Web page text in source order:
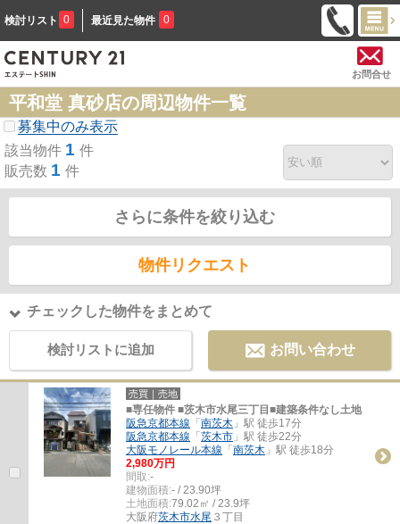
検討リスト 0 最近見た物件 0
お問合せ
平和堂 真砂店の周辺物件一覧
募集中のみ表示
該当物件 1 件
販売数 1 件
さらに条件を絞り込む
物件リクエスト
チェックした物件をまとめて
検討リストに追加 お問い合わせ
売買｜売地
■専任物件 ■茨木市水尾三丁目■建築条件なし土地
阪急京都本線 「 南茨木 」駅 徒歩17分
阪急京都本線 「 茨木市 」駅 徒歩22分
大阪モノレール本線 「 南茨木 」駅 徒歩18分
2,980万円
間取:-
建物面積:- / 23.90坪
土地面積:79.02㎡ / 23.9坪
大阪府茨木市水尾 ３丁目